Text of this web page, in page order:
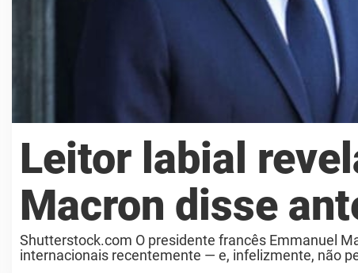
Leitor labial
Macron disse
Shutterstock.com O presidente francês Emmanuel
internacionais recentemente — e, infelizmente, não